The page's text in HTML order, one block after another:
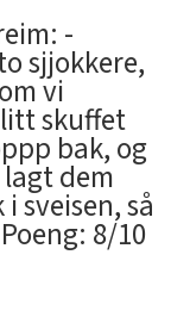
-
sjjokkere,
vi
skuffet
bak, og
dem
sveisen, så
8/10